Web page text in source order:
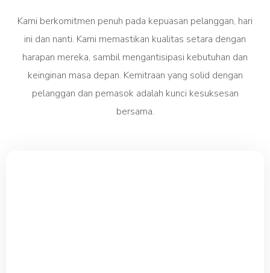
Kami berkomitmen penuh pada kepuasan pelanggan, hari
ini dan nanti. Kami memastikan kualitas setara dengan
harapan mereka, sambil mengantisipasi kebutuhan dan
keinginan masa depan. Kemitraan yang solid dengan
pelanggan dan pemasok adalah kunci kesuksesan
bersama.